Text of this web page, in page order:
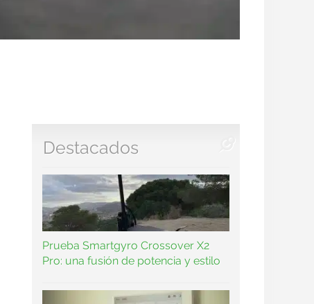
Destacados
Prueba Smartgyro Crossover X2
Pro: una fusión de potencia y estilo